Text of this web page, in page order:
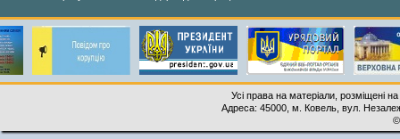
Усі права на матеріали, розміщені
Адреса: 45000, м. Ковель, вул.